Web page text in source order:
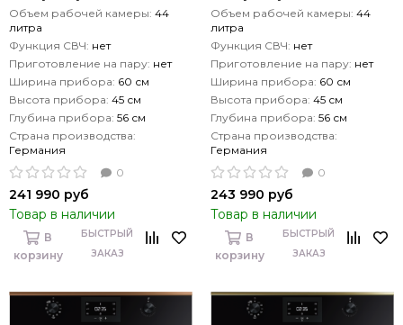
Объем рабочей камеры: 44
литра
Функция СВЧ: нет
Приготовление на пару: нет
Ширина прибора: 60 см
Высота прибора: 45 см
Глубина прибора: 56 см
Страна производства:
Германия
0
241 990 руб
Товар в наличии
В
корзину
БЫСТРЫЙ
ЗАКАЗ
Объем рабочей камеры: 44
литра
Функция СВЧ: нет
Приготовление на пару: нет
Ширина прибора: 60 см
Высота прибора: 45 см
Глубина прибора: 56 см
Страна производства:
Германия
0
243 990 руб
Товар в наличии
В
корзину
БЫСТРЫЙ
ЗАКАЗ